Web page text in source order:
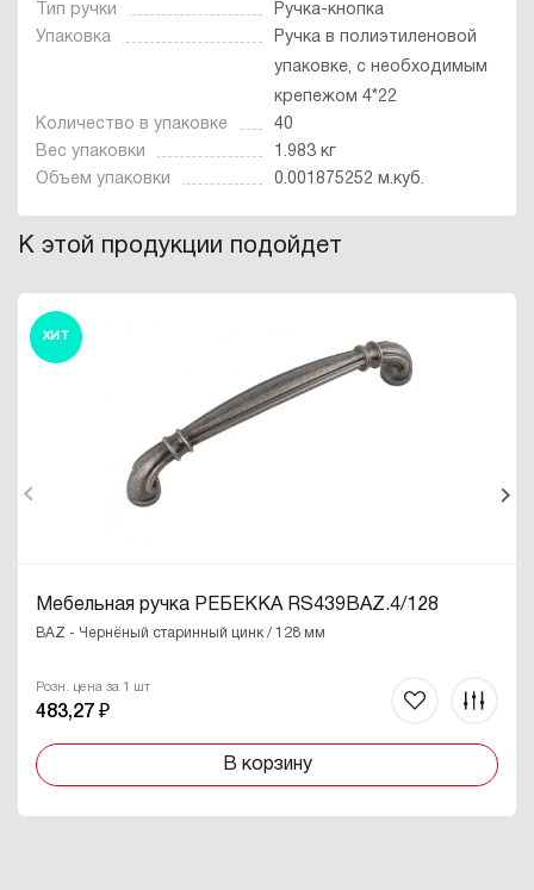
Тип ручки
Ручка-кнопка
Упаковка
Ручка в полиэтиленовой
упаковке, с необходимым
крепежом 4*22
Количество в упаковке
40
Вес упаковки
1.983 кг
Объем упаковки
0.001875252 м.куб.
К этой продукции подойдет
ХИТ
Мебельная ручка РЕБЕККА RS439BAZ.4/128
BAZ - Чернёный старинный цинк / 128 мм
Розн. цена за 1 шт
483,27 ₽
В корзину